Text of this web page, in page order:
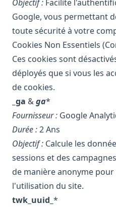
Objectif : Facilite
Google, vous permettant
toute sécurité à votre
Cookies Non Essentiels
Ces cookies sont
déployés que si vous les
de cookies.
_ga &ga*
Fournisseur : Google
Durée :2 Ans
Objectif : Calcule les
sessions et des
de manière anonyme
l'utilisation du site.
twk_uuid_ *